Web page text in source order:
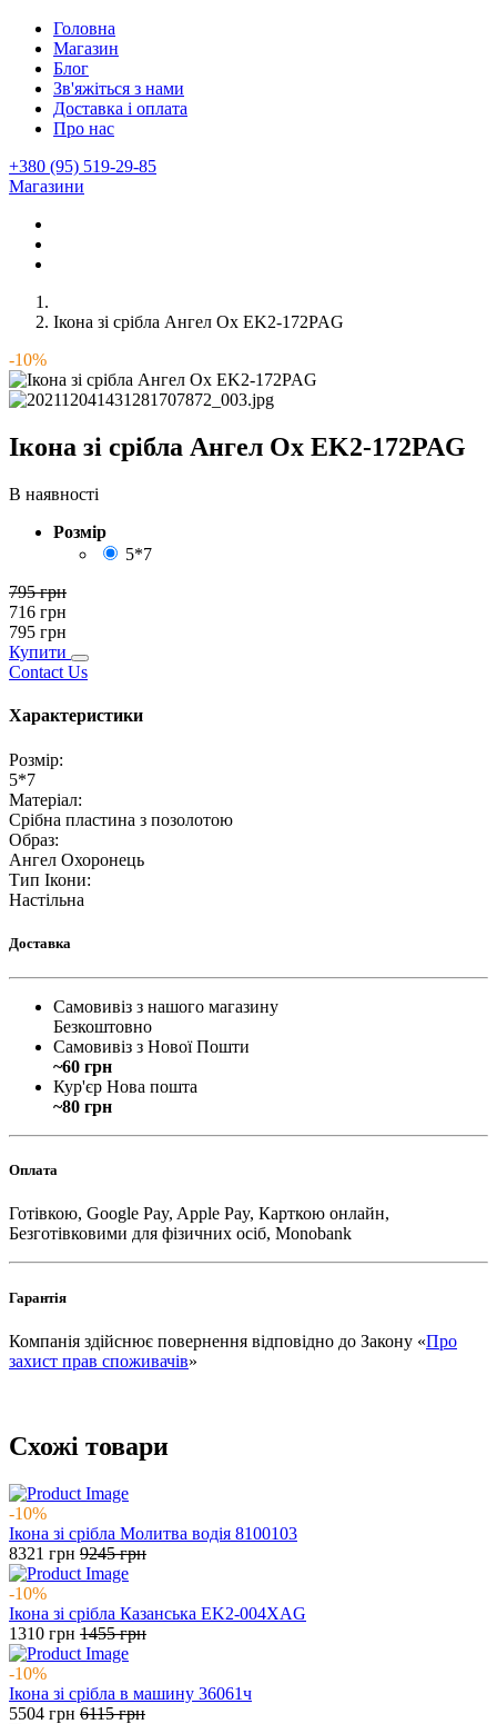
Головна
Магазин
Блог
Зв'яжіться з нами
Доставка і оплата
Про нас
+380 (95) 519-29-85
Магазини
Ікона зі срібла Ангел Ох EK2-172PAG
-10%
Ікона зі срібла Ангел Ох EK2-172PAG
В наявності
Розмір
5*7
795грн
716 грн
795 грн
Купити
Contact Us
Характеристики
Розмір:
5*7
Матеріал:
Срібна пластина з позолотою
Образ:
Ангел Охоронець
Тип Ікони:
Настільна
Доставка
Самовивіз з нашого магазину
Безкоштовно
Самовивіз з Нової Пошти
~60 грн
Кур'єр Нова пошта
~80 грн
Оплата
Готівкою, Google Pay, Apple Pay, Карткою онлайн,
Безготівковими для фізичних осіб, Monobank
Гарантія
Компанія здійснює повернення відповідно до Закону «Про
захист прав споживачів»
Схожі товари
-10%
Ікона зі срібла Молитва водія 8100103
8321 грн 9245грн
-10%
Ікона зі срібла Казанська EK2-004XAG
1310 грн 1455грн
-10%
Ікона зі срібла в машину 36061ч
5504 грн 6115грн